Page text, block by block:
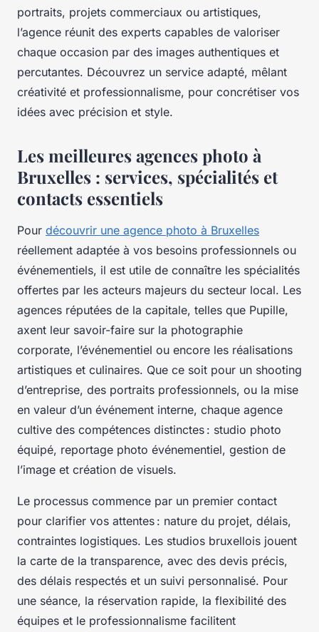
portraits, projets commerciaux ou artistiques,
l’agence réunit des experts capables de valoriser
chaque occasion par des images authentiques et
percutantes. Découvrez un service adapté, mêlant
créativité et professionnalisme, pour concrétiser vos
idées avec précision et style.
Les meilleures agences photo à
Bruxelles : services, spécialités et
contacts essentiels
Pour découvrir une agence photo à Bruxelles
réellement adaptée à vos besoins professionnels ou
événementiels, il est utile de connaître les spécialités
offertes par les acteurs majeurs du secteur local. Les
agences réputées de la capitale, telles que Pupille,
axent leur savoir-faire sur la photographie
corporate, l’événementiel ou encore les réalisations
artistiques et culinaires. Que ce soit pour un shooting
d’entreprise, des portraits professionnels, ou la mise
en valeur d’un événement interne, chaque agence
cultive des compétences distinctes : studio photo
équipé, reportage photo événementiel, gestion de
l’image et création de visuels.
Le processus commence par un premier contact
pour clarifier vos attentes : nature du projet, délais,
contraintes logistiques. Les studios bruxellois jouent
la carte de la transparence, avec des devis précis,
des délais respectés et un suivi personnalisé. Pour
une séance, la réservation rapide, la flexibilité des
équipes et le professionnalisme facilitent